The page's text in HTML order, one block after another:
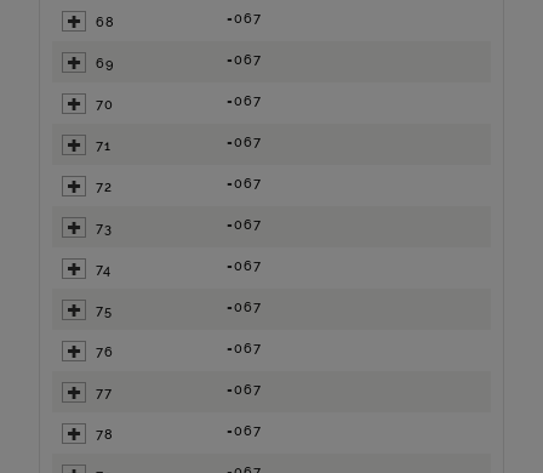
68 =067
69 =067
70 =067
71 =067
72 =067
73 =067
74 =067
75 =067
76 =067
77 =067
78 =067